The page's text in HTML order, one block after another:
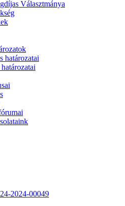
Választmánya
határozatai
2024-00049